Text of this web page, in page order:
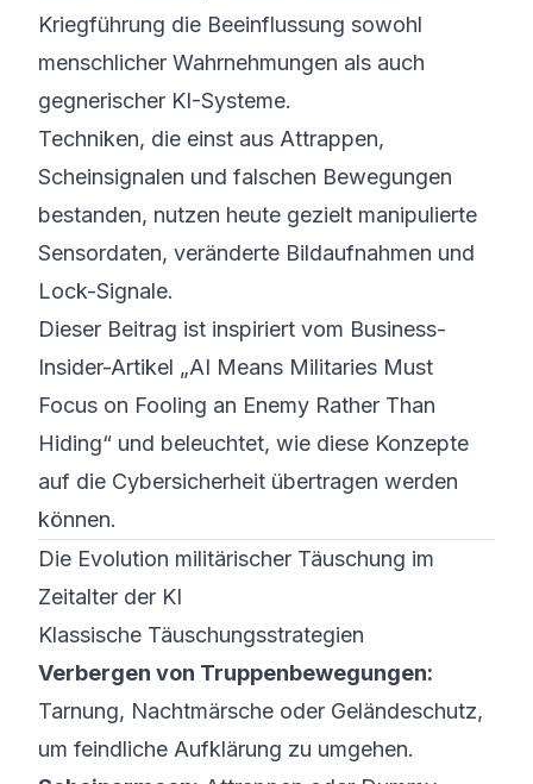
Kriegführung die Beeinflussung sowohl
menschlicher Wahrnehmungen als auch
gegnerischer KI-Systeme.
Techniken, die einst aus Attrappen,
Scheinsignalen und falschen Bewegungen
bestanden, nutzen heute gezielt manipulierte
Sensordaten, veränderte Bildaufnahmen und
Lock-Signale.
Dieser Beitrag ist inspiriert vom Business-
Insider-Artikel „AI Means Militaries Must
Focus on Fooling an Enemy Rather Than
Hiding“ und beleuchtet, wie diese Konzepte
auf die Cybersicherheit übertragen werden
können.
Die Evolution militärischer Täuschung im
Zeitalter der KI
Klassische Täuschungsstrategien
Verbergen von Truppenbewegungen:
Tarnung, Nachtmärsche oder Geländeschutz,
um feindliche Aufklärung zu umgehen.